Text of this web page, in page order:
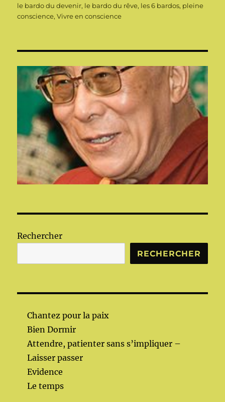
le bardo du devenir, le bardo du rêve, les 6 bardos, pleine
conscience,Vivre en conscience
Rechercher
RECHERCHER
Chantez pour la paix
Bien Dormir
Attendre, patienter sans s’impliquer –
Laisser passer
Evidence
Le temps